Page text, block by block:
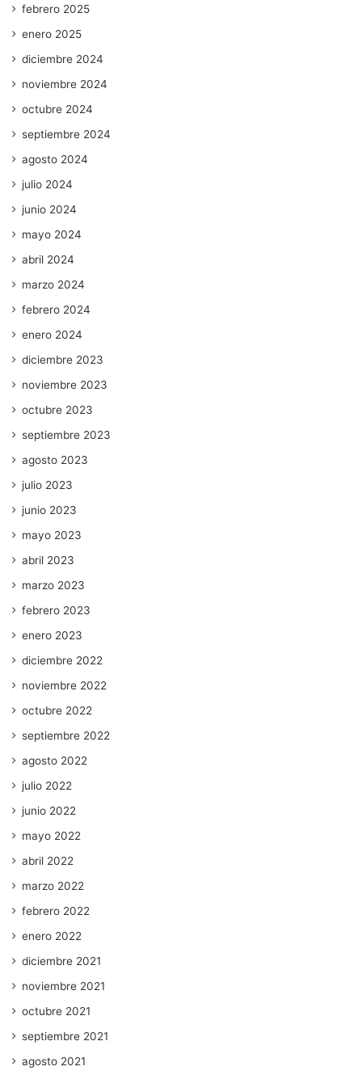
febrero 2025
enero 2025
diciembre 2024
noviembre 2024
octubre 2024
septiembre 2024
agosto 2024
julio 2024
junio 2024
mayo 2024
abril 2024
marzo 2024
febrero 2024
enero 2024
diciembre 2023
noviembre 2023
octubre 2023
septiembre 2023
agosto 2023
julio 2023
junio 2023
mayo 2023
abril 2023
marzo 2023
febrero 2023
enero 2023
diciembre 2022
noviembre 2022
octubre 2022
septiembre 2022
agosto 2022
julio 2022
junio 2022
mayo 2022
abril 2022
marzo 2022
febrero 2022
enero 2022
diciembre 2021
noviembre 2021
octubre 2021
septiembre 2021
agosto 2021